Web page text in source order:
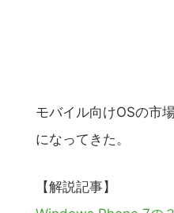
モバイル向けOSの市
になってきた。
【解説記事】